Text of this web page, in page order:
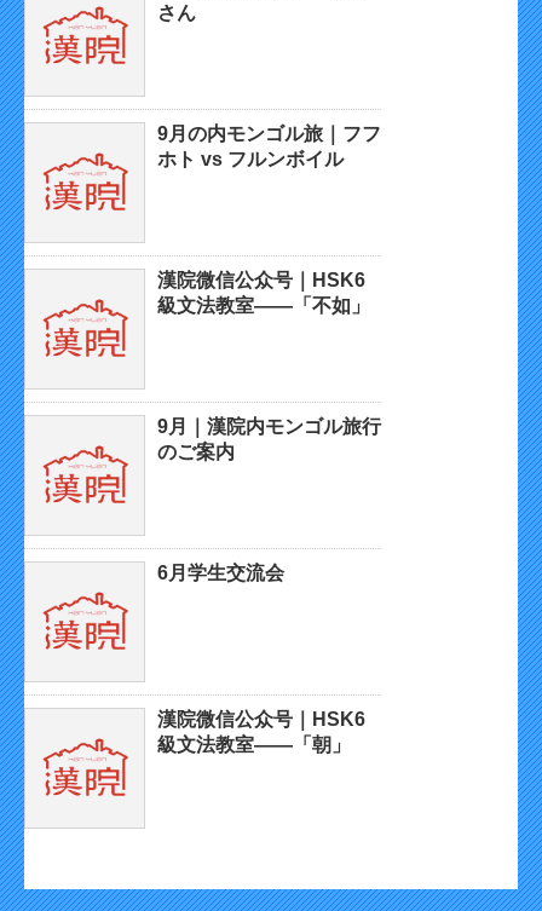
さん
9月の内モンゴル旅｜フフ
ホト vs フルンボイル
漢院微信公众号｜HSK6
級文法教室——「不如」
9月｜漢院内モンゴル旅行
のご案内
6月学生交流会
漢院微信公众号｜HSK6
級文法教室——「朝」